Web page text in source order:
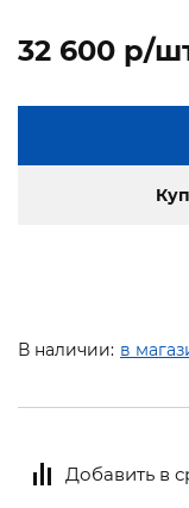
32 600 p/
В наличии: в
Добавить в